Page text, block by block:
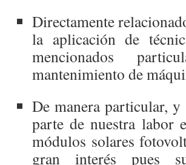
Directamente
la aplicación de
mencionados
mantenimiento de
De manera particular, y
parte de nuestra labor
módulos solares
gran interés pues